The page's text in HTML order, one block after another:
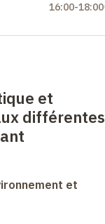
16:00-18:00
et
différentes
et